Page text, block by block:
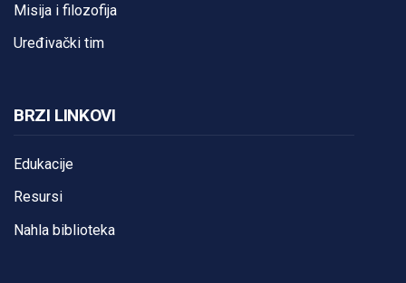
Misija i filozofija
Uređivački tim
BRZI LINKOVI
Edukacije
Resursi
Nahla biblioteka